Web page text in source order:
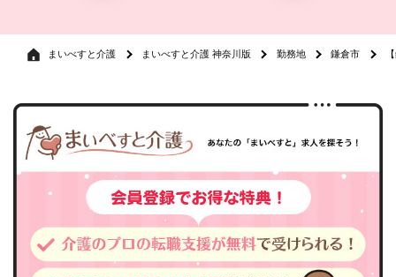
まいべすと介護 まいべすと介護 神奈川版 勤務地 鎌倉市